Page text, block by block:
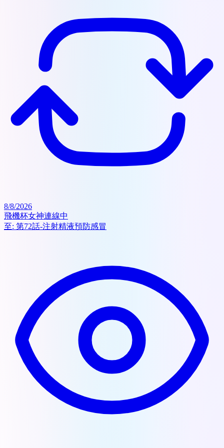
8/8/2026
飛機杯女神連線中
至: 第72話-注射精液預防感冒